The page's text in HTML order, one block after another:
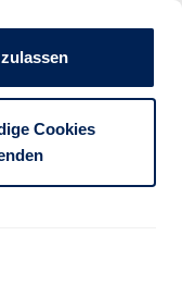
Cookies
Kontakt
FÜR KUNDEN